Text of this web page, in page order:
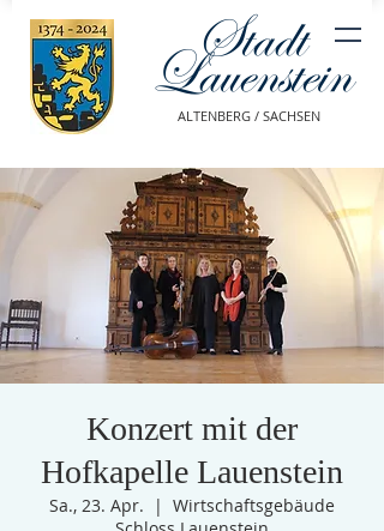
Stadt
Lauenstein
ALTENBERG / SACHSEN
Konzert mit der
Hofkapelle Lauenstein
Sa., 23. Apr.
  |
Wirtschaftsgebäude